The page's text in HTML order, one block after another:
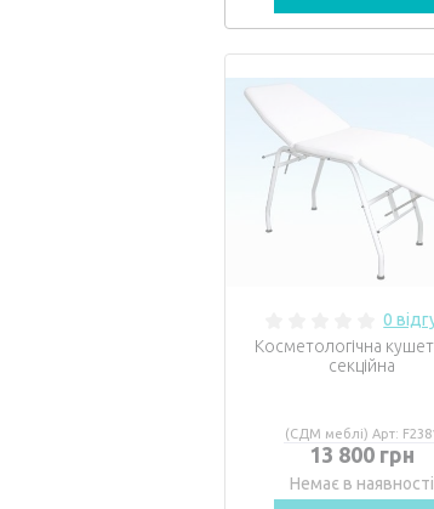
0
Косметологічна
секційна
(СДМ меблі) Арт:
13 800 грн
Немає в наявності